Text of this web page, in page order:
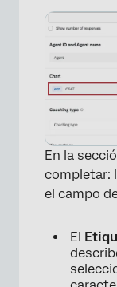
En la
completar:
el campo
El